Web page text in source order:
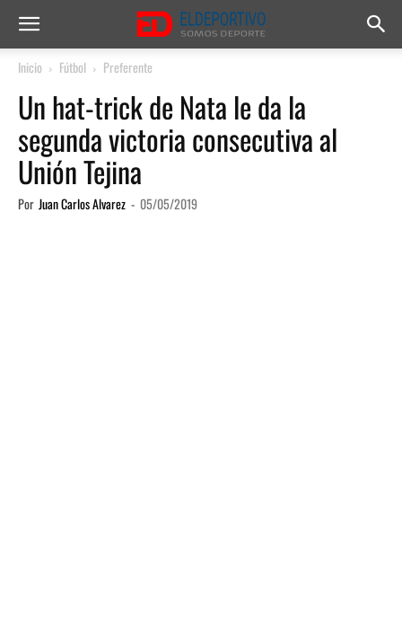
Inicio Fútbol Preferente
Un hat-trick de Nata le da la
segunda victoria consecutiva al
Unión Tejina
Por Juan Carlos Alvarez - 05/05/2019